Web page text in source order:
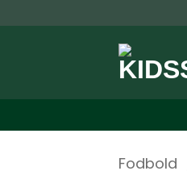
til
Fodbold